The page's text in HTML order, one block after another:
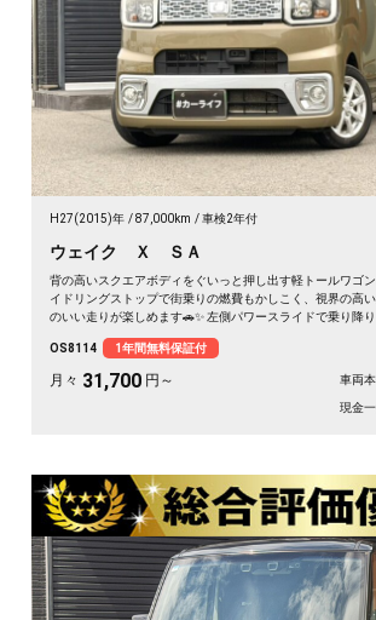
H27(2015)年 87,000km 車検2年付
ウェイク Ｘ ＳＡ
背の高いスクエアボディをぐいっと押し出す軽トールワゴ
イドリングストップで街乗りの燃費もかしこく、視界の高い
のいい走りが楽しめます🚗✨ 左側パワースライドで乗り降
にも通勤の足にもぴったりの一台です。天井の高い車内で、
裕ですよ💫👍《1年保証付》
OS8114 1年間無料保証付
月々 31,700 円～ 車両
現金